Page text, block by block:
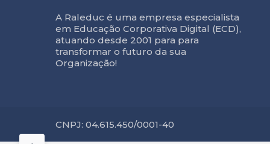
A Raleduc é uma empresa especialista
em Educação Corporativa Digital (ECD),
atuando desde 2001 para para
transformar o futuro da sua
Organização!
CNPJ: 04.615.450/0001-40